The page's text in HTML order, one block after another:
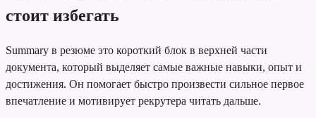
стоит избегать
Summary в резюме это короткий блок в верхней части
документа, который выделяет самые важные навыки, опыт и
достижения. Он помогает быстро произвести сильное первое
впечатление и мотивирует рекрутера читать дальше.